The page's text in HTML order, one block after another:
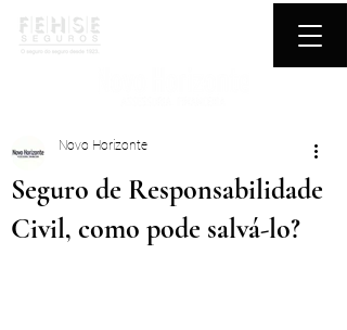
Seguro de Responsabilidade
Civil, como pode salvá-lo?
Novo Horizonte